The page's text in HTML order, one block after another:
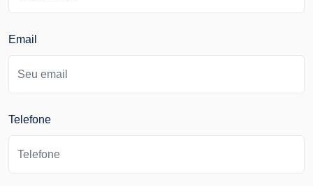
Email
Telefone